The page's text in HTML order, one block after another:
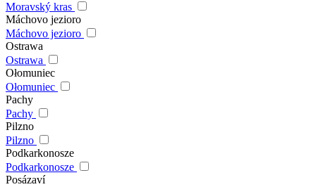
Moravský kras
Máchovo jezioro
Máchovo jezioro
Ostrawa
Ostrawa
Ołomuniec
Ołomuniec
Pachy
Pachy
Pilzno
Pilzno
Podkarkonosze
Podkarkonosze
Posázaví